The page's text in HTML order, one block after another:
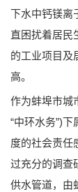
下水中钙镁离
直困扰着居民
的工业项目及
高。
作为蚌埠市城
“中环水务”)
度的社会责任
过充分的调查
供水管道，由